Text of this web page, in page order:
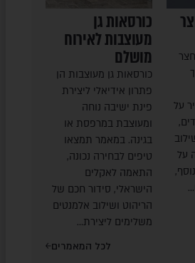
על
על
כורסאות גן
מעוצבות לאירוח
מושלם
כורסאות גן מעוצבות הן
פתרון אידיאלי ליצירת
פינת ישיבה נוחה
ומעוצבת במרפסת או
בגינה. במאמר תמצאו
טיפים לבחירה נכונה,
התאמה לאקלים
הישראלי, סידור חכם של
הריהוט ושילוב אלמנטים
משלימים ליצירת…
לכל המאמרים